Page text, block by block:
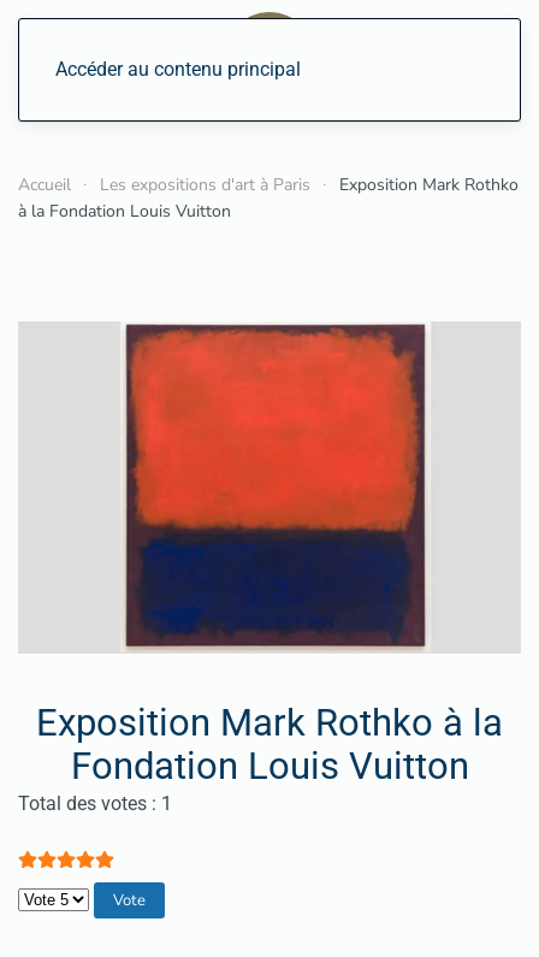
Accéder au contenu principal
Accueil Les expositions d'art à Paris
Exposition Mark Rothko
à la Fondation Louis Vuitton
Exposition Mark Rothko à la
Fondation Louis Vuitton
Vote utilisateur:5/
Total des votes : 1
Veuillez voter